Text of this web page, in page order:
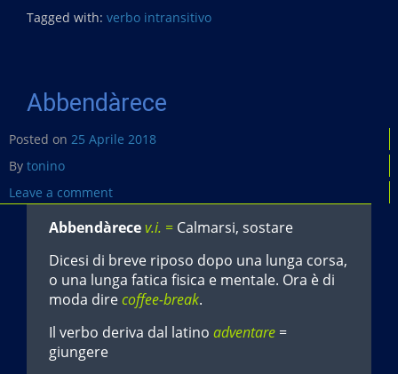
Tagged with: verbo intransitivo
Abbendàrece
Posted on 25 Aprile 2018
By tonino
Leave a comment
Abbendàrecev.i. = Calmarsi, sostare
Dicesi di breve riposo dopo una lunga corsa,
o una lunga fatica fisica e mentale. Ora è di
moda direcoffee-break.
Il verbo deriva dal latino adventare =
giungere